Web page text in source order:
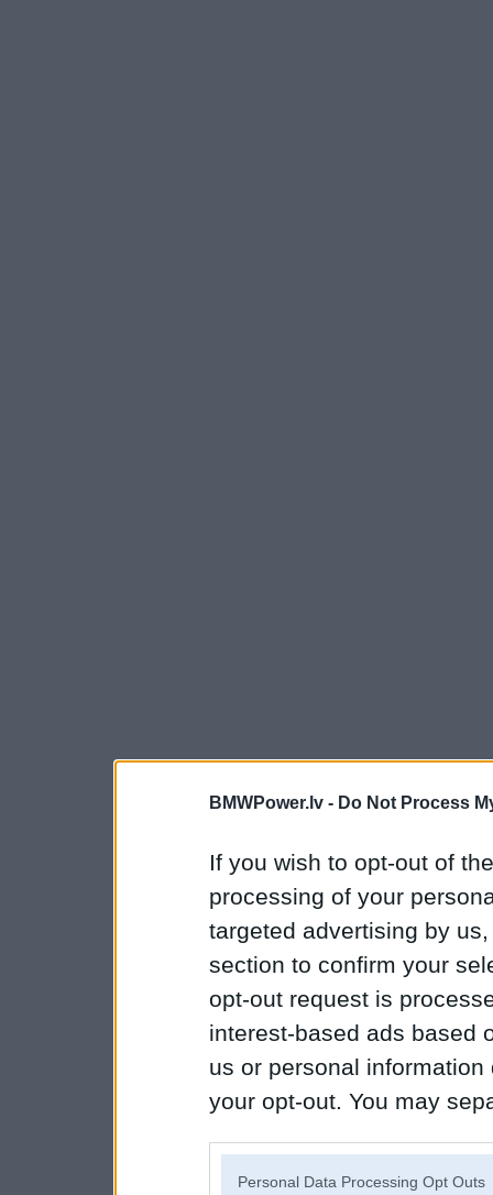
BMWPower.lv - Do Not Process
If you wish to opt-out of
processing of your
targeted advertising by
section to confirm your
opt-out request is
interest-based ads based
us or personal
your opt-out. You may
Personal Data Processing Opt Outs